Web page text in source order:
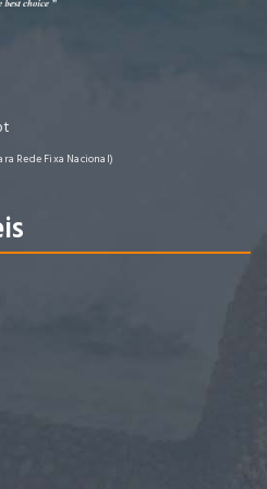
Rede Fixa Nacional)